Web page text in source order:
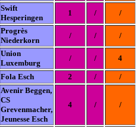
Swift
Hesperingen
1 /
/
Progrès
Niederkorn
/ /
/
Union
Luxemburg
/ / 4
Fola Esch 2 / /
Avenir Beggen,
CS
Grevenmacher,
Jeunesse Esch
4 / /